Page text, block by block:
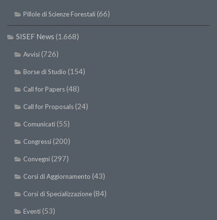
SISEF Eventi
SISEF@Facebook
@SISEF Tweets
@ForestTweeting
Pillole di Scienze Forestali(66)
SISEF News (1.668)
Avvisi(726)
Borse di Studio (154)
Call for Papers(48)
Call for Proposals(24)
Comunicati(55)
Congressi(200)
Convegni(297)
Corsi di Aggiornamento (43)
Corsi di Specializzazione(84)
Eventi(53)